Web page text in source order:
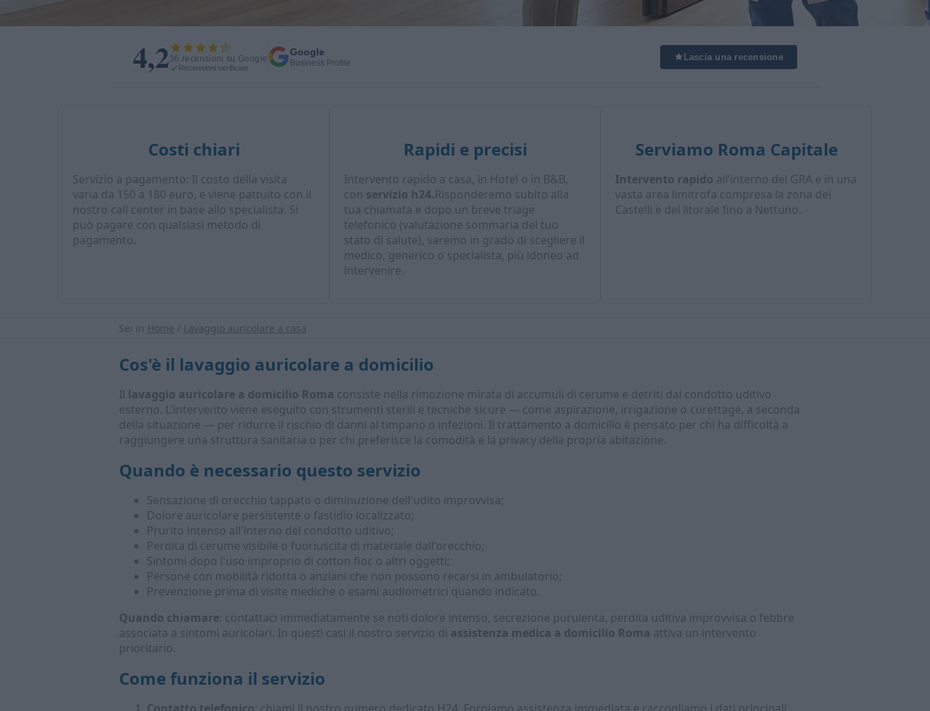
4,236 recensioni su Google
Recensioni verificate
Google
Business Profile
Lascia una recensione
Costi chiari
Servizio a pagamento: Il costo della visita
varia da 150 a 180 euro, e viene pattuito con il
nostro call center in base allo specialista. Si
può pagare con qualsiasi metodo di
pagamento.
Rapidi e precisi
Intervento rapido a casa, in Hotel o in B&B,
con servizio h24.Risponderemo subito alla
tua chiamata e dopo un breve triage
telefonico (valutazione sommaria del tuo
stato di salute), saremo in grado di scegliere il
medico, generico o specialista, più idoneo ad
intervenire.
Serviamo Roma Capitale
Intervento rapido all’interno del GRA e in una
vasta area limitrofa compresa la zona dei
Castelli e del litorale fino a Nettuno.
Sei in Home / Lavaggio auricolare a casa
Cos'è il lavaggio auricolare a domicilio
Il lavaggio auricolare a domicilio Roma consiste nella rimozione mirata di accumuli di cerume e detriti dal condotto uditivo
esterno. L'intervento viene eseguito con strumenti sterili e tecniche sicure — come aspirazione, irrigazione o curettage, a seconda
della situazione — per ridurre il rischio di danni al timpano o infezioni. Il trattamento a domicilio è pensato per chi ha difficoltà a
raggiungere una struttura sanitaria o per chi preferisce la comodità e la privacy della propria abitazione.
Quando è necessario questo servizio
Sensazione di orecchio tappato o diminuzione dell'udito improvvisa;
Dolore auricolare persistente o fastidio localizzato;
Prurito intenso all'interno del condotto uditivo;
Perdita di cerume visibile o fuoriuscita di materiale dall'orecchio;
Sintomi dopo l'uso improprio di cotton fioc o altri oggetti;
Persone con mobilità ridotta o anziani che non possono recarsi in ambulatorio;
Prevenzione prima di visite mediche o esami audiometrici quando indicato.
Quando chiamare: contattaci immediatamente se noti dolore intenso, secrezione purulenta, perdita uditiva improvvisa o febbre
associata a sintomi auricolari. In questi casi il nostro servizio di assistenza medica a domicilio Roma attiva un intervento
prioritario.
Come funziona il servizio